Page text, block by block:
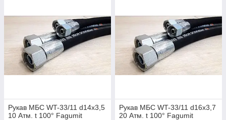
Рукав МБС WT-33/11 d14x3,5
10 Атм. t 100° Fagumit
Рукав МБС WT-33/11 d16x3,7
20 Атм. t 100° Fagumit